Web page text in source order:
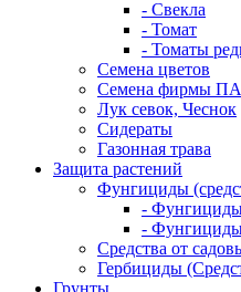
- Свекла
- Томат
- Томаты
Семена цветов
Семена фирмы
Лук севок, Чеснок
Сидераты
Газонная трава
Защита растений
Фунгициды
- Фунгициды
-
Средства от
Гербициды
Грунты